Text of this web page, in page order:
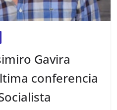
Gavira
conferencia